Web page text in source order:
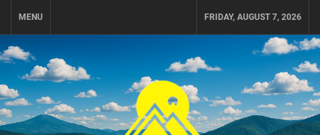
MENU FRIDAY, AUGUST 7, 2026